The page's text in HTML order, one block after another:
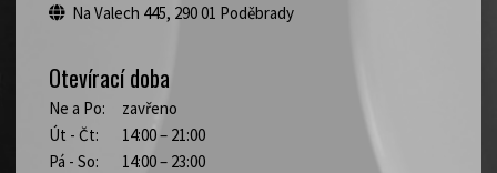
Na Valech 445, 290 01 Poděbrady
Otevírací doba
Ne a Po:
zavřeno
Út - Čt:
14:00 – 21:00
Pá - So:
14:00 – 23:00